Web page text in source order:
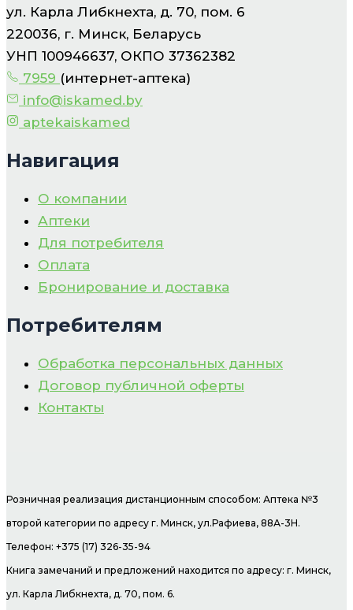
ул. Карла Либкнехта, д. 70, пом. 6
220036, г. Минск, Беларусь
УНП 100946637, ОКПО 37362382
7959 (интернет-аптека)
info@iskamed.by
aptekaiskamed
Навигация
О компании
Аптеки
Для потребителя
Оплата
Бронирование и доставка
Потребителям
Обработка персональных данных
Договор публичной оферты
Контакты
Розничная реализация дистанционным способом: Аптека №3
второй категории по адресу г. Минск, ул.Рафиева, 88А-3Н.
Телефон: +375 (17) 326-35-94
Книга замечаний и предложений находится по адресу: г. Минск,
ул. Карла Либкнехта, д. 70, пом. 6.